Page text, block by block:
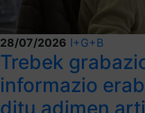
28/07/2026 I+G+B
Trebek
informazio
ditu adimen